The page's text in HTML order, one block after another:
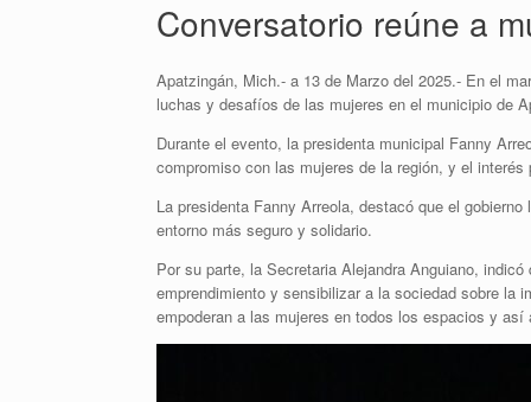
Conversatorio reúne a
Apatzingán, Mich.- a 13 de Marzo del 2025.- En el
luchas y desafíos de las mujeres en el municipio de
Durante el evento, la presidenta municipal Fanny
compromiso con las mujeres de la región, y el
La presidenta Fanny Arreola, destacó que el
entorno más seguro y solidario.
Por su parte, la Secretaria Alejandra Anguiano,
emprendimiento y sensibilizar a la sociedad sobre la
empoderan a las mujeres en todos los espacios y